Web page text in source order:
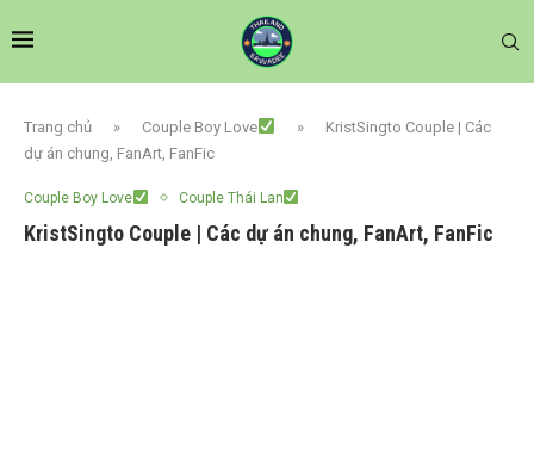
Trang chủ » Couple Boy Love »
KristSingto Couple | Các
dự án chung, FanArt, FanFic
Couple Boy Love Couple Thái Lan
KristSingto Couple | Các dự án chung, FanArt, FanFic